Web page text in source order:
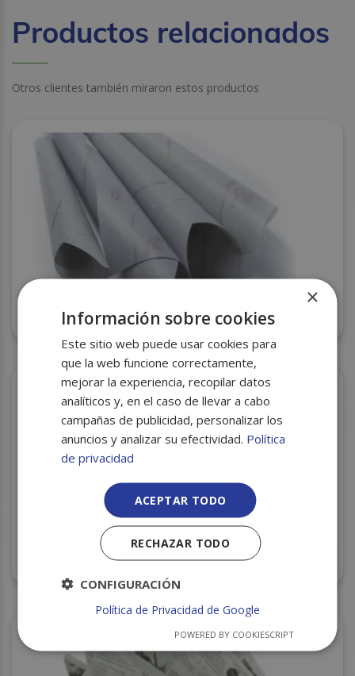
Productos relacionados
Otros clientes también miraron estos productos
PAPEL LAMINADO-2 38X54 C/20 NEVAPLAST
PAPEL ANTIGRASA B-C 38X54 C/20 G.C.
×
Información sobre cookies
Este sitio web puede usar cookies para
que la web funcione correctamente,
mejorar la experiencia, recopilar datos
analíticos y, en el caso de llevar a cabo
campañas de publicidad, personalizar los
anuncios y analizar su efectividad. Política
de privacidad
ACEPTAR TODO
RECHAZAR TODO
CONFIGURACIÓN
Política de Privacidad de Google
POWERED BY COOKIESCRIPT